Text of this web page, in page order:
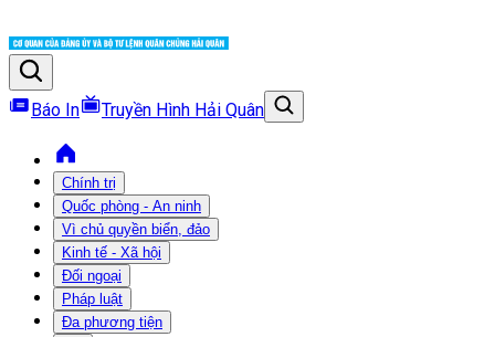
Báo In Truyền Hình Hải Quân
Chính trị
Quốc phòng - An ninh
Vì chủ quyền biển, đảo
Kinh tế - Xã hội
Đối ngoại
Pháp luật
Đa phương tiện